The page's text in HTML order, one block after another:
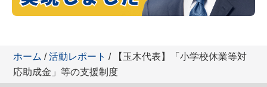
ホーム /活動レポート / 【玉木代表】「小学校休業等対
応助成金」等の支援制度